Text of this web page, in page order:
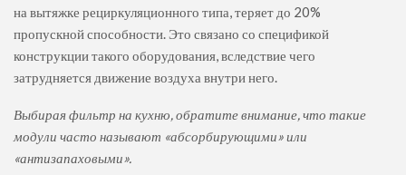
на вытяжке рециркуляционного типа, теряет до 20%
пропускной способности. Это связано со спецификой
конструкции такого оборудования, вследствие чего
затрудняется движение воздуха внутри него.
Выбирая фильтр на кухню, обратите внимание, что такие
модули часто называют «абсорбирующими» или
«антизапаховыми».